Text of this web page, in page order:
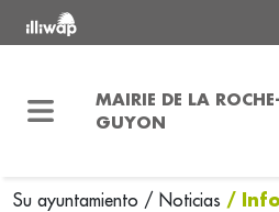
MAIRIE DE LA ROCHE-
GUYON
Su ayuntamiento / Noticias /